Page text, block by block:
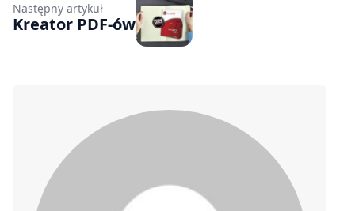
Następny artykuł
Kreator PDF-ów